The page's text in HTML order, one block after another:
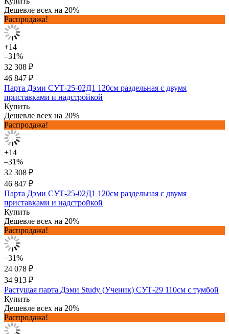
Дешевле всех на 20%
Распродажа!
+14
–31%
32 308 ₽
46 847 ₽
Парта Дэми СУТ-25-02Д1 120см раздельная с двумя
приставками и надстройкой
Купить
Дешевле всех на 20%
Распродажа!
+14
–31%
32 308 ₽
46 847 ₽
Парта Дэми СУТ-25-02Д1 120см раздельная с двумя
приставками и надстройкой
Купить
Дешевле всех на 20%
Распродажа!
–31%
24 078 ₽
34 913 ₽
Растущая парта Дэми Study (Ученик) СУТ-29 110см с тумбой
Купить
Дешевле всех на 20%
Распродажа!